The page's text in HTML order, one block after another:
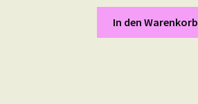
In den Warenkorb